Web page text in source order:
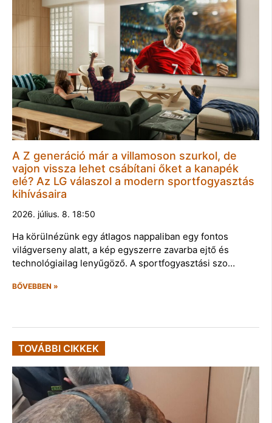
A Z generáció már a villamoson szurkol, de
vajon vissza lehet csábítani őket a kanapék
elé? Az LG válaszol a modern sportfogyasztás
kihívásaira
2026. július. 8. 18:50
Ha körülnézünk egy átlagos nappaliban egy fontos
világverseny alatt, a kép egyszerre zavarba ejtő és
technológiailag lenyűgöző. A sportfogyasztási szo…
BŐVEBBEN »
TOVÁBBI CIKKEK